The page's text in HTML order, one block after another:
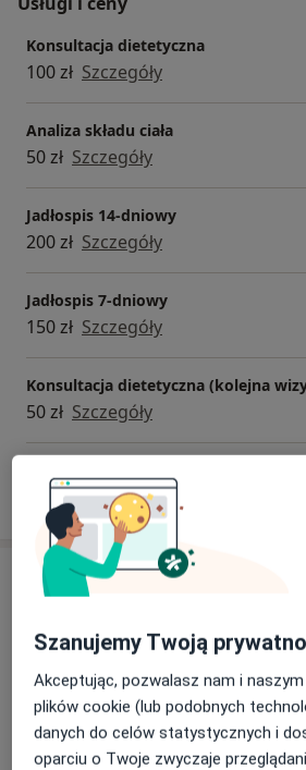
Konsultacja dietetyczna
100 zł Szczegóły
Analiza składu ciała
50 zł Szczegóły
Jadłospis 14-dniowy
200 zł Szczegóły
Jadłospis 7-dniowy
150 zł Szczegóły
Konsultacja dietetyczna (kolejna
50 zł Szczegóły
W jaki sposób ustalane są ceny?
Adres
Gabinet Dietetyczny
Planty 16a/101,25-502Kielce
Powiększotwiera
Szanujemy Twoją
Akceptując, pozwalasz nam i
plików cookie (lub podobnych
danych do celów statystycznych i
oparciu o Twoje zwyczaje